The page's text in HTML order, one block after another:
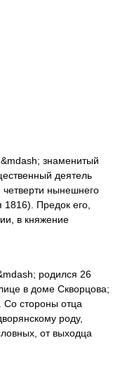
знаменитый
деятель
нынешнего
Предок его,
в княжение
родился 26
в доме Скворцова;
Со стороны отца
роду,
от выходца